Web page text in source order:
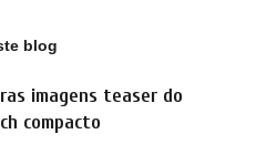
blog
imagens teaser do
compacto